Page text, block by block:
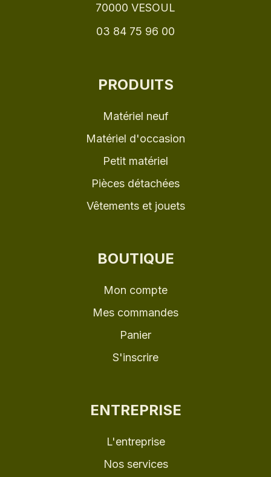
70000 VESOUL
03 84 75 96 00
PRODUITS
Matériel neuf
Matériel d'occasion
Petit matériel
Pièces détachées
Vêtements et jouets
BOUTIQUE
Mon compte
Mes commandes
Panier
S'inscrire
ENTREPRISE
L'entreprise
Nos services